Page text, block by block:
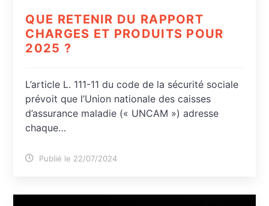
QUE RETENIR DU RAPPORT
CHARGES ET PRODUITS POUR
2025 ?
L’article L. 111-11 du code de la sécurité sociale
prévoit que l’Union nationale des caisses
d’assurance maladie (« UNCAM ») adresse
chaque…
Publié le 22/07/2024